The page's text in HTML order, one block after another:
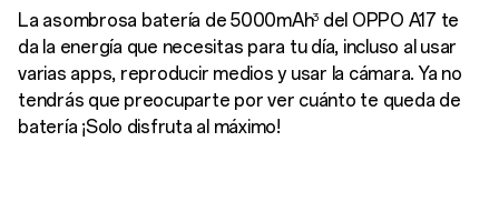
La asombrosa batería de 5000mAh3 del OPPO A17 te
da la energía que necesitas para tu día, incluso al usar
varias apps, reproducir medios y usar la cámara. Ya no
tendrás que preocuparte por ver cuánto te queda de
batería ¡Solo disfruta al máximo!